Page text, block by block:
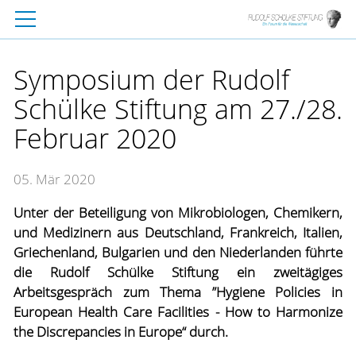
Symposium der Rudolf
Schülke Stiftung am 27./28.
Februar 2020
05. Mär 2020
Unter der Beteiligung von Mikrobiologen, Chemikern,
und Medizinern aus Deutschland, Frankreich, Italien,
Griechenland, Bulgarien und den Niederlanden führte
die Rudolf Schülke Stiftung ein zweitägiges
Arbeitsgespräch zum Thema ”Hygiene Policies in
European Health Care Facilities - How to Harmonize
the Discrepancies in Europe“ durch.